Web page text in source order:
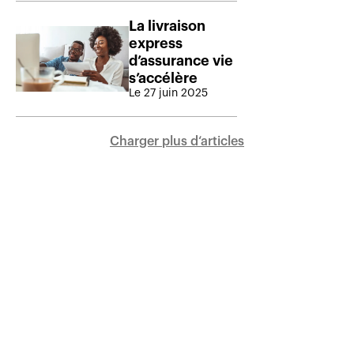
La livraison
express
d’assurance vie
s’accélère
Le 27 juin 2025
Charger plus d‘articles